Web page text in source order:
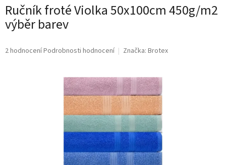
Ručník froté Violka 50x100cm 450g/m2
výběr barev
Průměrné
2 hodnoceníPodrobnosti hodnocení Značka: Brotex